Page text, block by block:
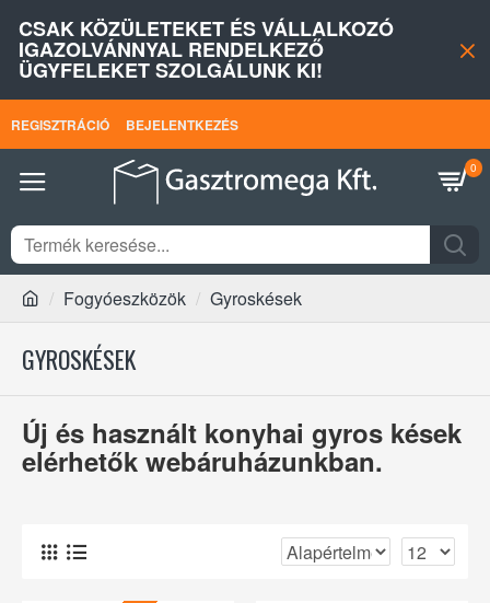
CSAK KÖZÜLETEKET ÉS VÁLLALKOZÓ
IGAZOLVÁNNYAL RENDELKEZŐ
ÜGYFELEKET SZOLGÁLUNK KI!
REGISZTRÁCIÓ BEJELENTKEZÉS
0
Fogyóeszközök Gyroskések
GYROSKÉSEK
Új és használt konyhai gyros kések
elérhetők webáruházunkban.